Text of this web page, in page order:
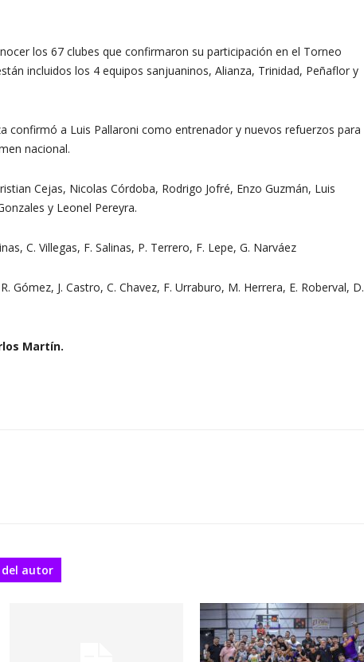
los 67 clubes que confirmaron su participación en el Torneo
incluidos los 4 equipos sanjuaninos, Alianza, Trinidad, Peñaflor y
confirmó a Luis Pallaroni como entrenador y nuevos refuerzos para
nacional.
Cejas, Nicolas Córdoba, Rodrigo Jofré, Enzo Guzmán, Luis
y Leonel Pereyra.
C. Villegas, F. Salinas, P. Terrero, F. Lepe, G. Narváez
Gómez, J. Castro, C. Chavez, F. Urraburo, M. Herrera, E. Roberval, D.
Martín.
del autor